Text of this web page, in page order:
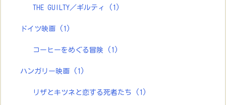
THE GUILTY／ギルティ (1)
ドイツ映画 (1)
コーヒーをめぐる冒険 (1)
ハンガリー映画 (1)
リザとキツネと恋する死者たち (1)